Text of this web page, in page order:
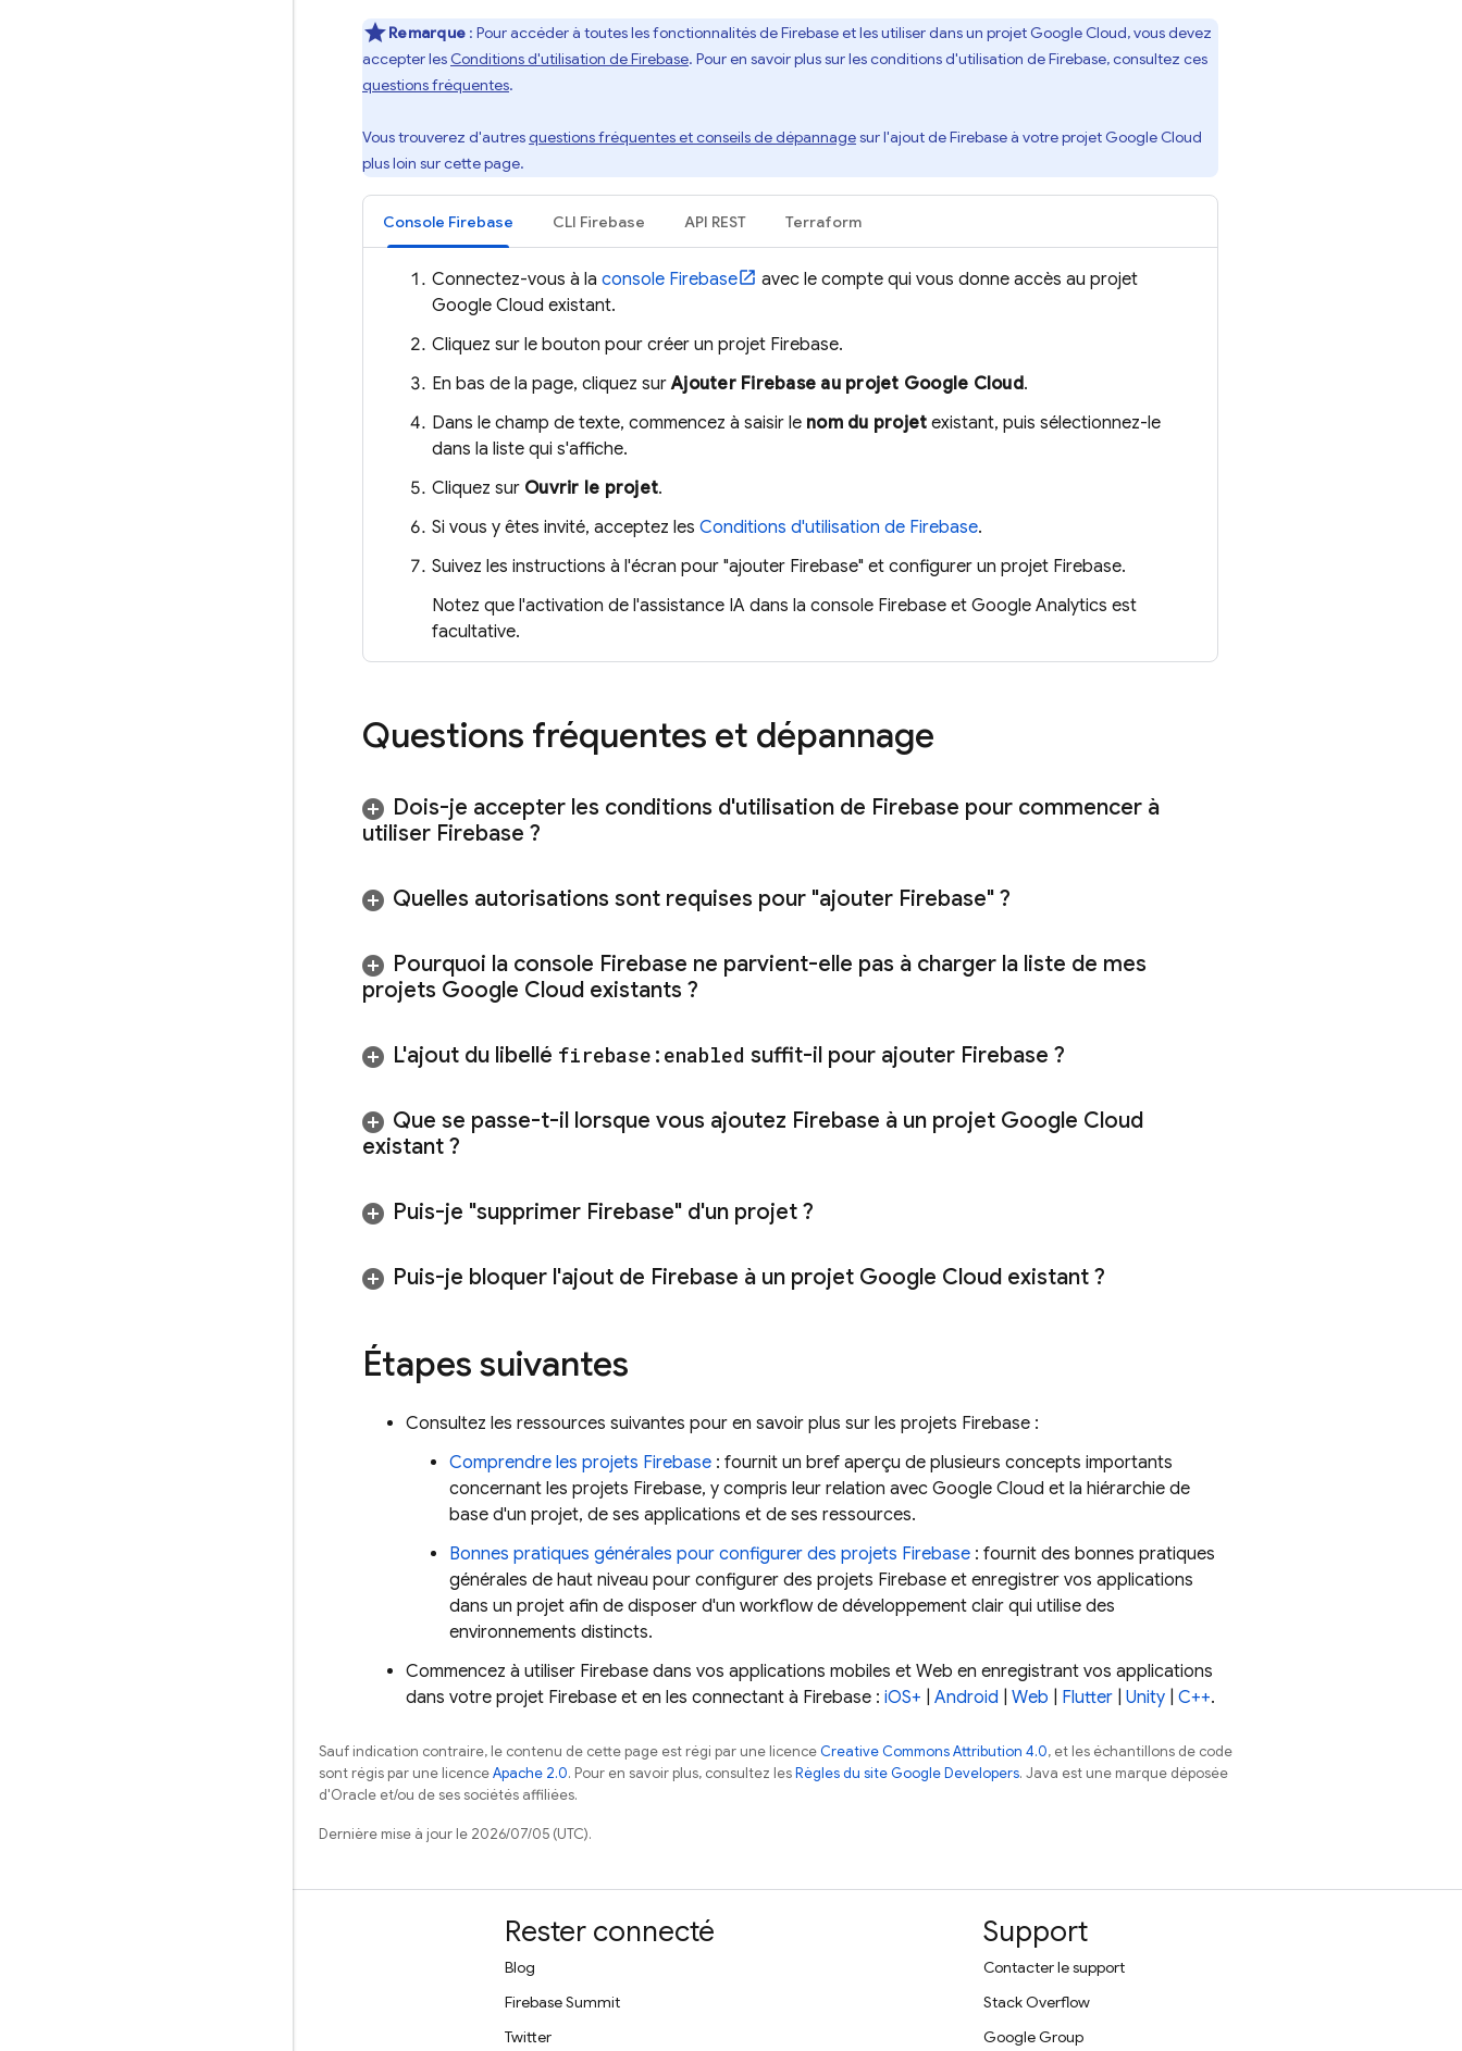
Remarque : Pour accéder à toutes les fonctionnalités de Firebase et les utiliser dans un projet Google Cloud, vous devez
accepter les Conditions d'utilisation de Firebase. Pour en savoir plus sur les conditions d'utilisation de Firebase, consultez ces
questions fréquentes.
Vous trouverez d'autresquestions fréquentes et conseils de dépannagesur l'ajout de Firebase à votre projet Google Cloud
plus loin sur cette page.
Console Firebase CLI Firebase API REST Terraform
Connectez-vous à la console Firebase
avec le compte qui vous donne accès au projet
Google Cloud existant.
Cliquez sur le bouton pour créer un projet Firebase.
En bas de la page, cliquez surAjouter Firebase au projet Google Cloud.
Dans le champ de texte, commencez à saisir le nom du projet existant, puis sélectionnez-le
dans la liste qui s'affiche.
Cliquez sur Ouvrir le projet.
Si vous y êtes invité, acceptez les Conditions d'utilisation de Firebase.
Suivez les instructions à l'écran pour "ajouter Firebase" et configurer un projet Firebase.
Notez que l'activation de l'assistance IA dans la console Firebase et Google Analytics est
facultative.
Questions fréquentes et dépannage
Dois-je accepter les conditions d'utilisation de Firebase pour commencer à
utiliser Firebase ?
Quelles autorisations sont requises pour "ajouter Firebase" ?
Pourquoi la console Firebase ne parvient-elle pas à charger la liste de mes
projets Google Cloud existants ?
L'ajout du libellé firebase:enabled suffit-il pour ajouter Firebase ?
Que se passe-t-il lorsque vous ajoutez Firebase à un projet Google Cloud
existant ?
Puis-je "supprimer Firebase" d'un projet ?
Puis-je bloquer l'ajout de Firebase à un projet Google Cloud existant ?
Étapes suivantes
Consultez les ressources suivantes pour en savoir plus sur les projets Firebase :
Comprendre les projets Firebase : fournit un bref aperçu de plusieurs concepts importants
concernant les projets Firebase, y compris leur relation avec Google Cloud et la hiérarchie de
base d'un projet, de ses applications et de ses ressources.
Bonnes pratiques générales pour configurer des projets Firebase : fournit des bonnes pratiques
générales de haut niveau pour configurer des projets Firebase et enregistrer vos applications
dans un projet afin de disposer d'un workflow de développement clair qui utilise des
environnements distincts.
Commencez à utiliser Firebase dans vos applications mobiles et Web en enregistrant vos applications
dans votre projet Firebase et en les connectant à Firebase : iOS+ Android Web Flutter Unity C++.
Sauf indication contraire, le contenu de cette page est régi par une licenceCreative Commons Attribution 4.0, et les échantillons de code
sont régis par une licenceApache 2.0. Pour en savoir plus, consultez lesRègles du site Google Developers. Java est une marque déposée
d'Oracle et/ou de ses sociétés affiliées.
Dernière mise à jour le 2026/07/05 (UTC).
Rester connecté
Blog
Firebase Summit
Twitter
Support
Contacter le support
Stack Overflow
Google Group